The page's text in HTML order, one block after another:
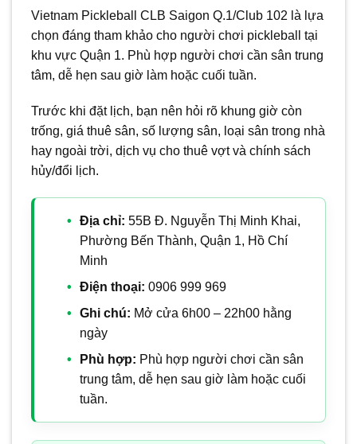
Vietnam Pickleball CLB Saigon Q.1/Club 102 là lựa
chọn đáng tham khảo cho người chơi pickleball tại
khu vực Quận 1. Phù hợp người chơi cần sân trung
tâm, dễ hẹn sau giờ làm hoặc cuối tuần.
Trước khi đặt lịch, bạn nên hỏi rõ khung giờ còn
trống, giá thuê sân, số lượng sân, loại sân trong nhà
hay ngoài trời, dịch vụ cho thuê vợt và chính sách
hủy/đổi lịch.
Địa chỉ: 55B Đ. Nguyễn Thị Minh Khai,
Phường Bến Thành, Quận 1, Hồ Chí
Minh
Điện thoại: 0906 999 969
Ghi chú: Mở cửa 6h00 – 22h00 hằng
ngày
Phù hợp: Phù hợp người chơi cần sân
trung tâm, dễ hẹn sau giờ làm hoặc cuối
tuần.